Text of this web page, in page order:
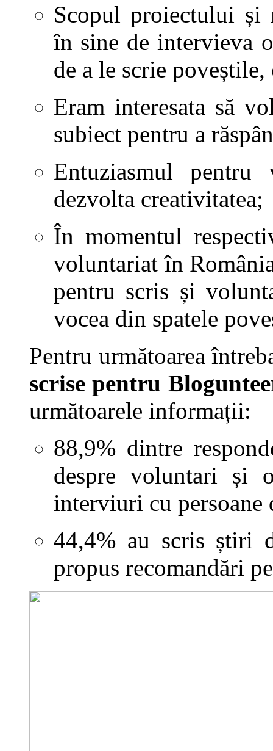
Scopul proiectului și
în sine de intervieva
de a le scrie
Eram interesata să
subiect pentru a
Entuziasmul
dezvolta creativitatea;
În momentul
voluntariat în
pentru scris și
vocea din spatele
Pentru următoarea
scrise pentru
următoarele informații:
88,9% dintre
despre voluntari și
interviuri cu
44,4% au scris știri
propus recomandări